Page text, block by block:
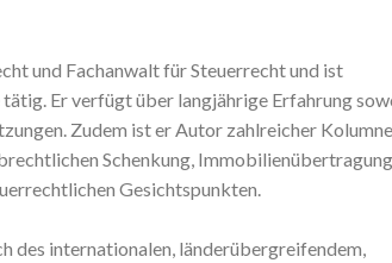
und Fachanwalt für Steuerrecht und ist
Er verfügt über langjährige Erfahrung
Zudem ist er Autor zahlreicher
Schenkung,
Gesichtspunkten.
des internationalen, länderübergreifendem,